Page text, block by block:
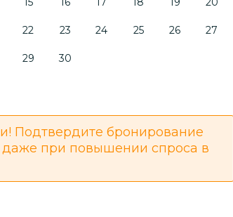
22 23 24 25 26 27
29 30
Подтвердите бронирование
даже при повышении спроса в